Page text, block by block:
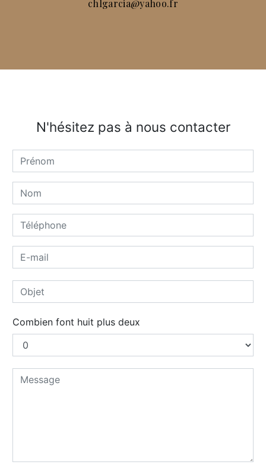
chlgarcia@yahoo.fr
N'hésitez pas à nous contacter
Combien font huit plus deux